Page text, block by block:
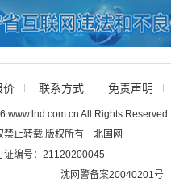
价 联系方式 免责声明
www.lnd.com.cn All Rights Reserved.
禁止转载 版权所有 北国网
证编号：21120200045
沈网警备案20040201号